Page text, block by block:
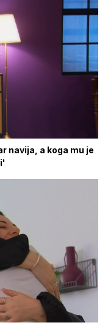
navija, a koga mu je